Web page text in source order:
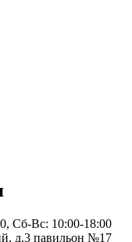
Сб-Вс: 10:00-18:00
д.3 павильон №17